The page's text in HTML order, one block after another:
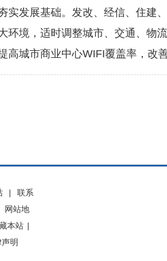
发展基础。发改、经信、住建、
环境，适时调整城市、交通、物
高城市商业中心WIFI覆盖率，改
|
联系
网站地
本站 |
明